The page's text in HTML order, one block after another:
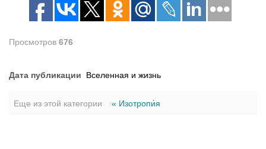
Просмотров 676
Дата публикации Вселенная и жизнь
Еще из этой категории « Изотропи́я